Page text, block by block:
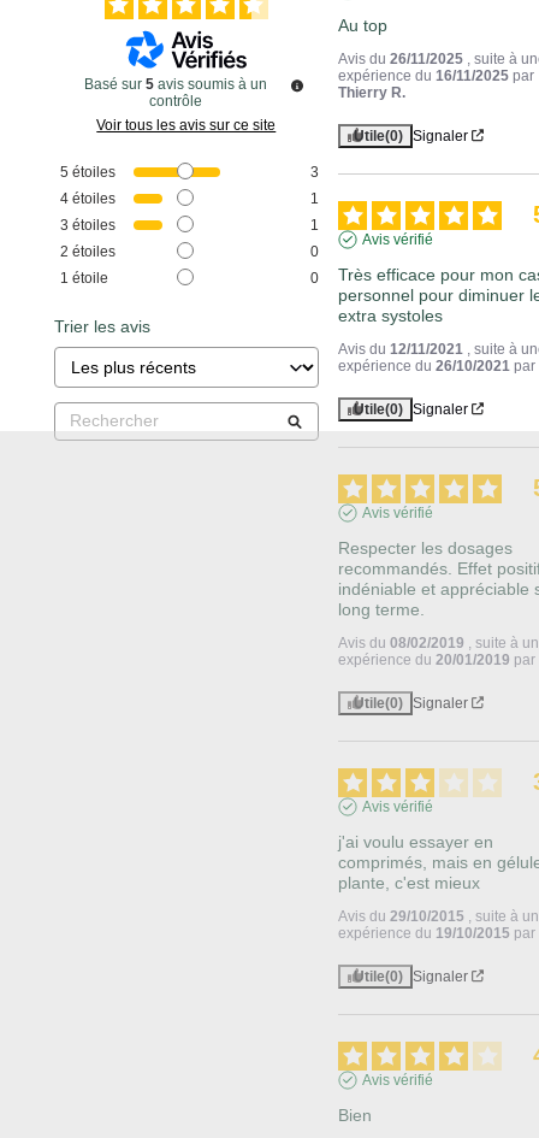
Basé sur 5 avis soumis à un
contrôle
Voir tous les avis sur ce site
5 étoiles
3
4 étoiles
1
3 étoiles
1
2 étoiles
0
1 étoile 0
Trier les avis
Au top
Avis du26/11/2025
, suite à
expérience du 16/11/2025 par
Thierry R.
Utile(0) Signaler
Avis vérifié
Très efficace pour mon
personnel pour diminuer
extra systoles
Avis du 12/11/2021
, suite à
expérience du26/10/2021 par
Utile(0) Signaler
Avis vérifié
Respecter les dosages
recommandés. Effet
indéniable et appréciable
long terme.
Avis du08/02/2019
, suite à
expérience du20/01/2019 par
Utile(0) Signaler
Avis vérifié
j'ai voulu essayer en
comprimés, mais en
plante, c'est mieux
Avis du29/10/2015
, suite à
expérience du 19/10/2015 par
Utile(0) Signaler
Avis vérifié
Bien